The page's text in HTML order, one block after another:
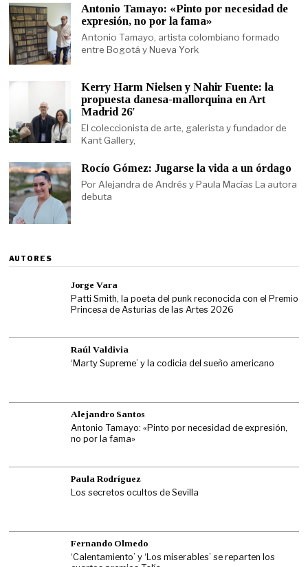
Antonio Tamayo: «Pinto por necesidad de
expresión, no por la fama»
Antonio Tamayo, artista colombiano formado
entre Bogotá y Nueva York
Kerry Harm Nielsen y Nahir Fuente: la
propuesta danesa-mallorquina en Art
Madrid 26′
El coleccionista de arte, galerista y fundador de
Kant Gallery,
Rocío Gómez: Jugarse la vida a un órdago
Por Alejandra de Andrés y Paula Macías La autora
debuta
AUTORES
Jorge Vara
Patti Smith, la poeta del punk reconocida con el Premio
Princesa de Asturias de las Artes 2026
Raúl Valdivia
‘Marty Supreme’ y la codicia del sueño americano
Alejandro Santos
Antonio Tamayo: «Pinto por necesidad de expresión,
no por la fama»
Paula Rodríguez
Los secretos ocultos de Sevilla
Fernando Olmedo
‘Calentamiento’ y ‘Los miserables’ se reparten los